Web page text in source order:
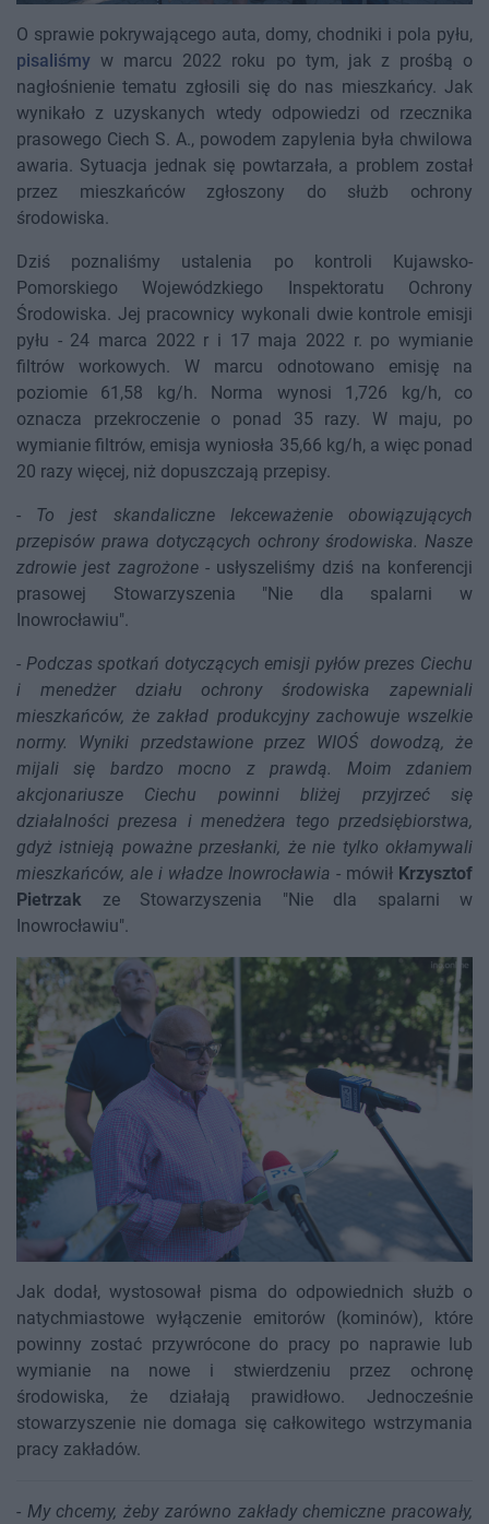
O sprawie pokrywającego auta, domy, chodniki i pola pyłu,
pisaliśmy w marcu 2022 roku po tym, jak z prośbą o
nagłośnienie tematu zgłosili się do nas mieszkańcy. Jak
wynikało z uzyskanych wtedy odpowiedzi od rzecznika
prasowego Ciech S. A., powodem zapylenia była chwilowa
awaria. Sytuacja jednak się powtarzała, a problem został
przez mieszkańców zgłoszony do służb ochrony
środowiska.
Dziś poznaliśmy ustalenia po kontroli Kujawsko-
Pomorskiego Wojewódzkiego Inspektoratu Ochrony
Środowiska. Jej pracownicy wykonali dwie kontrole emisji
pyłu - 24 marca 2022 r i 17 maja 2022 r. po wymianie
filtrów workowych. W marcu odnotowano emisję na
poziomie 61,58 kg/h. Norma wynosi 1,726 kg/h, co
oznacza przekroczenie o ponad 35 razy. W maju, po
wymianie filtrów, emisja wyniosła 35,66 kg/h, a więc ponad
20 razy więcej, niż dopuszczają przepisy.
- To jest skandaliczne lekceważenie obowiązujących
przepisów prawa dotyczących ochrony środowiska. Nasze
zdrowie jest zagrożone- usłyszeliśmy dziś na konferencji
prasowej Stowarzyszenia "Nie dla spalarni w
Inowrocławiu".
- Podczas spotkań dotyczących emisji pyłów prezes Ciechu
i menedżer działu ochrony środowiska zapewniali
mieszkańców, że zakład produkcyjny zachowuje wszelkie
normy. Wyniki przedstawione przez WIOŚ dowodzą, że
mijali się bardzo mocno z prawdą. Moim zdaniem
akcjonariusze Ciechu powinni bliżej przyjrzeć się
działalności prezesa i menedżera tego przedsiębiorstwa,
gdyż istnieją poważne przesłanki, że nie tylko okłamywali
mieszkańców, ale i władze Inowrocławia - mówił Krzysztof
Pietrzak ze Stowarzyszenia "Nie dla spalarni w
Inowrocławiu".
Jak dodał, wystosował pisma do odpowiednich służb o
natychmiastowe wyłączenie emitorów (kominów), które
powinny zostać przywrócone do pracy po naprawie lub
wymianie na nowe i stwierdzeniu przez ochronę
środowiska, że działają prawidłowo. Jednocześnie
stowarzyszenie nie domaga się całkowitego wstrzymania
pracy zakładów.
- My chcemy, żeby zarówno zakłady chemiczne pracowały,